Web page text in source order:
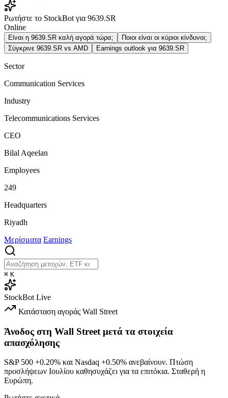
Ρωτήστε το StockBot για 9639.SR
Online
Είναι η 9639.SR καλή αγορά τώρα;
Ποιοι είναι οι κύριοι κίνδυνοι;
Σύγκρινε 9639.SR vs AMD
Earnings outlook για 9639.SR
Sector
Communication Services
Industry
Telecommunications Services
CEO
Bilal Aqeelan
Employees
249
Headquarters
Riyadh
Μερίσματα Earnings
⌘ K
StockBot Live
Κατάσταση αγοράς Wall Street
Άνοδος στη Wall Street μετά τα στοιχεία
απασχόλησης
S&P 500 +0.20% και Nasdaq +0.50% ανεβαίνουν. Πτώση
προσλήψεων Ιουλίου καθησυχάζει για τα επιτόκια. Σταθερή η
Ευρώπη.